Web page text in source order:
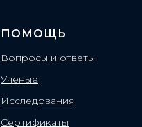
ПОМОЩЬ
Вопросы и ответы
Ученые
Исследования
Сертификаты